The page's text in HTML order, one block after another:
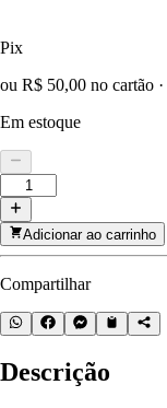
Pix
ou R$ 50,00 no cartão ·
Em estoque
Adicionar ao carrinho
Compartilhar
Descrição